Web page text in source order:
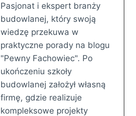
Pasjonat i ekspert branży
budowlanej, który swoją
wiedzę przekuwa w
praktyczne porady na blogu
"Pewny Fachowiec". Po
ukończeniu szkoły
budowlanej założył własną
firmę, gdzie realizuje
kompleksowe projekty